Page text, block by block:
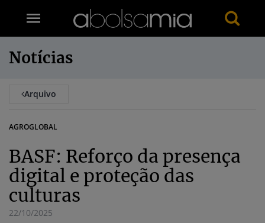
Notícias
Arquivo
AGROGLOBAL
BASF: Reforço da presença
digital e proteção das
culturas
22/10/2025